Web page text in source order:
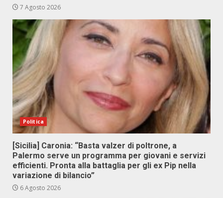
7 Agosto 2026
Politica
[Sicilia] Caronia: “Basta valzer di poltrone, a
Palermo serve un programma per giovani e servizi
efficienti. Pronta alla battaglia per gli ex Pip nella
variazione di bilancio”
6 Agosto 2026